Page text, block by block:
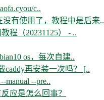
c..
有使用了，教程中是后来..
程（20231125） - ..
os，每次自建..
再安装一次吗？ [..
manual --pre..
应是怎么回事？